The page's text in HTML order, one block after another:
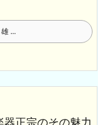
...
正宗のその魅力